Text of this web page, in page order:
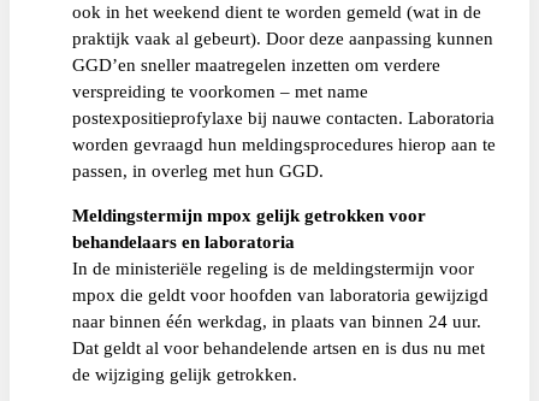
ook in het weekend dient te worden gemeld (wat in de
praktijk vaak al gebeurt). Door deze aanpassing kunnen
GGD’en sneller maatregelen inzetten om verdere
verspreiding te voorkomen – met name
postexpositieprofylaxe bij nauwe contacten. Laboratoria
worden gevraagd hun meldingsprocedures hierop aan te
passen, in overleg met hun GGD.
Meldingstermijn mpox gelijk getrokken voor
behandelaars en laboratoria
In de ministeriële regeling is de meldingstermijn voor
mpox die geldt voor hoofden van laboratoria gewijzigd
naar binnen één werkdag, in plaats van binnen 24 uur.
Dat geldt al voor behandelende artsen en is dus nu met
de wijziging gelijk getrokken.